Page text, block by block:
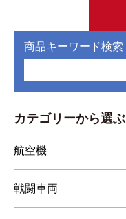
商品キーワード検索
カテゴリーから選ぶ
航空機
戦闘車両